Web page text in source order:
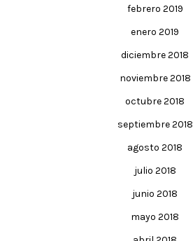
febrero 2019
enero 2019
diciembre 2018
noviembre 2018
octubre 2018
septiembre 2018
agosto 2018
julio 2018
junio 2018
mayo 2018